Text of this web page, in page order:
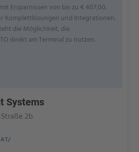
Ersparnissen von bis zu € 407,00.
Komplettlösungen und Integrationen.
die Möglichkeit, die
direkt am Terminal zu nutzen.
Systems
2b